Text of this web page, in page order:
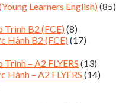
Learners English) (85)
Trình B2 (FCE) (8)
Hành B2 (FCE) (17)
Trình – A2 FLYERS (13)
Hành – A2 FLYERS (14)